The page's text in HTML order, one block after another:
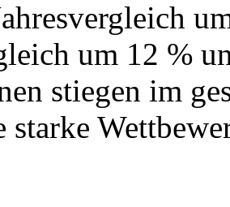
um 12 %
stiegen im
starke